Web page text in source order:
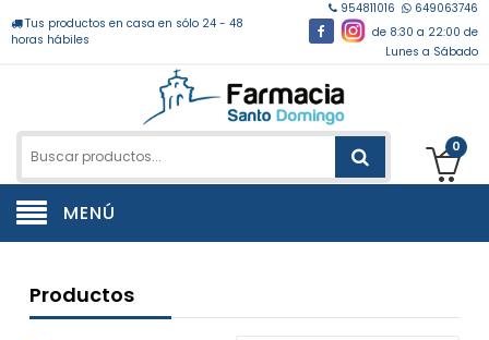
Tus productos en casa en sólo 24 - 48
horas hábiles
954811016
649063746
de 8:30 a 22:00 de
Lunes a Sábado
0
MENÚ
Productos